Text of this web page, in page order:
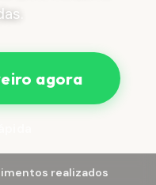
agora
realizados